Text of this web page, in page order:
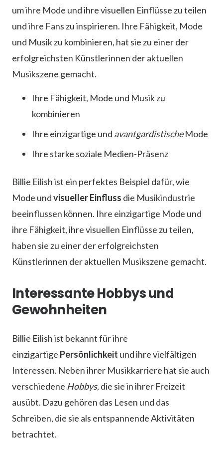
um ihre Mode und ihre visuellen Einflüsse zu teilen
und ihre Fans zu inspirieren. Ihre Fähigkeit, Mode
und Musik zu kombinieren, hat sie zu einer der
erfolgreichsten Künstlerinnen der aktuellen
Musikszene gemacht.
Ihre Fähigkeit, Mode und Musik zu
kombinieren
Ihre einzigartige und avantgardistische Mode
Ihre starke soziale Medien-Präsenz
Billie Eilish ist ein perfektes Beispiel dafür, wie
Mode undvisueller Einfluss die Musikindustrie
beeinflussen können. Ihre einzigartige Mode und
ihre Fähigkeit, ihre visuellen Einflüsse zu teilen,
haben sie zu einer der erfolgreichsten
Künstlerinnen der aktuellen Musikszene gemacht.
Interessante Hobbys und
Gewohnheiten
Billie Eilish ist bekannt für ihre
einzigartige Persönlichkeit und ihre vielfältigen
Interessen. Neben ihrer Musikkarriere hat sie auch
verschiedene Hobbys, die sie in ihrer Freizeit
ausübt. Dazu gehören das Lesen und das
Schreiben, die sie als entspannende Aktivitäten
betrachtet.